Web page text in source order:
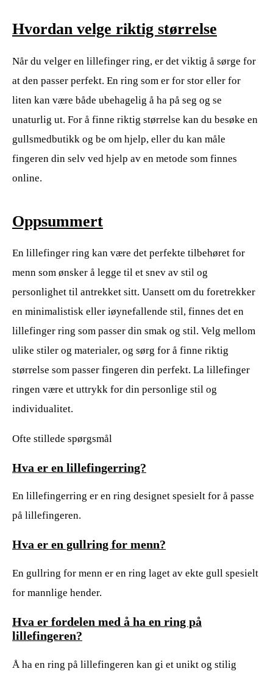
Hvordan velge riktig størrelse
Når du velger en lillefinger ring, er det viktig å sørge for
at den passer perfekt. En ring som er for stor eller for
liten kan være både ubehagelig å ha på seg og se
unaturlig ut. For å finne riktig størrelse kan du besøke en
gullsmedbutikk og be om hjelp, eller du kan måle
fingeren din selv ved hjelp av en metode som finnes
online.
Oppsummert
En lillefinger ring kan være det perfekte tilbehøret for
menn som ønsker å legge til et snev av stil og
personlighet til antrekket sitt. Uansett om du foretrekker
en minimalistisk eller iøynefallende stil, finnes det en
lillefinger ring som passer din smak og stil. Velg mellom
ulike stiler og materialer, og sørg for å finne riktig
størrelse som passer fingeren din perfekt. La lillefinger
ringen være et uttrykk for din personlige stil og
individualitet.
Ofte stillede spørgsmål
Hva er en lillefingerring?
En lillefingerring er en ring designet spesielt for å passe
på lillefingeren.
Hva er en gullring for menn?
En gullring for menn er en ring laget av ekte gull spesielt
for mannlige hender.
Hva er fordelen med å ha en ring på
lillefingeren?
Å ha en ring på lillefingeren kan gi et unikt og stilig